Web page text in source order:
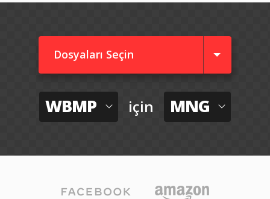
Dosyaları Seçin
WBMP için MNG